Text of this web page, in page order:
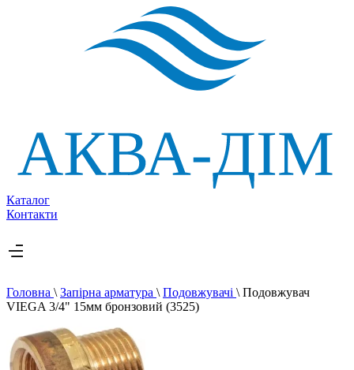
Каталог
Контакти
Головна \ Запірна арматура \ Подовжувачі \ Подовжувач
VIEGA 3/4" 15мм бронзовий (3525)